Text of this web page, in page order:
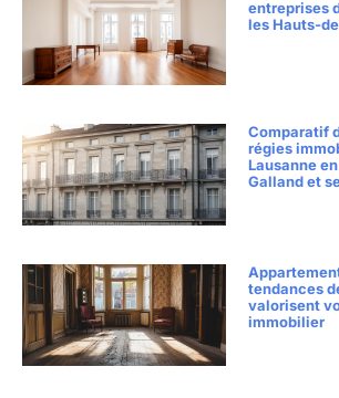
entreprises
les Hauts-
Comparatif
régies
Lausanne
Galland et
tendances
valorisent
immobilier